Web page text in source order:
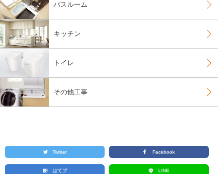
バスルーム
キッチン
トイレ
その他工事
Twitter Facebook
はてブ LINE